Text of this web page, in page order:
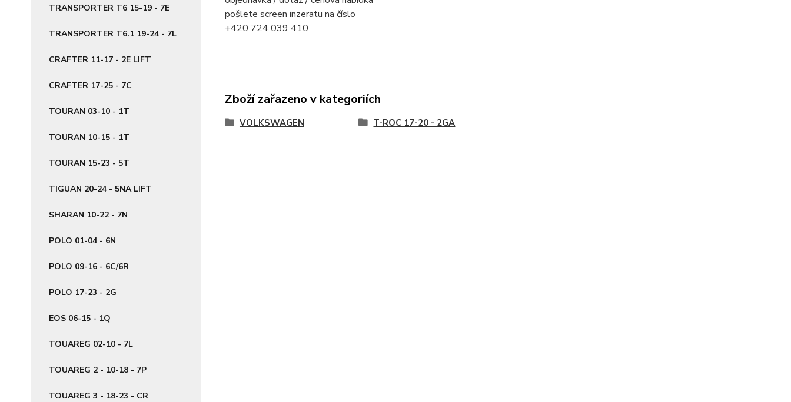
TRANSPORTER T6 15-19 - 7E
TRANSPORTER T6.1 19-24 - 7L
CRAFTER 11-17 - 2E LIFT
CRAFTER 17-25 - 7C
TOURAN 03-10 - 1T
TOURAN 10-15 - 1T
TOURAN 15-23 - 5T
TIGUAN 20-24 - 5NA LIFT
SHARAN 10-22 - 7N
POLO 01-04 - 6N
POLO 09-16 - 6C/6R
POLO 17-23 - 2G
EOS 06-15 - 1Q
TOUAREG 02-10 - 7L
TOUAREG 2 - 10-18 - 7P
TOUAREG 3 - 18-23 - CR
pošlete screen inzeratu na číslo
+420 724 039 410
Zboží zařazeno v kategoriích
VOLKSWAGEN T-ROC 17-20 - 2GA